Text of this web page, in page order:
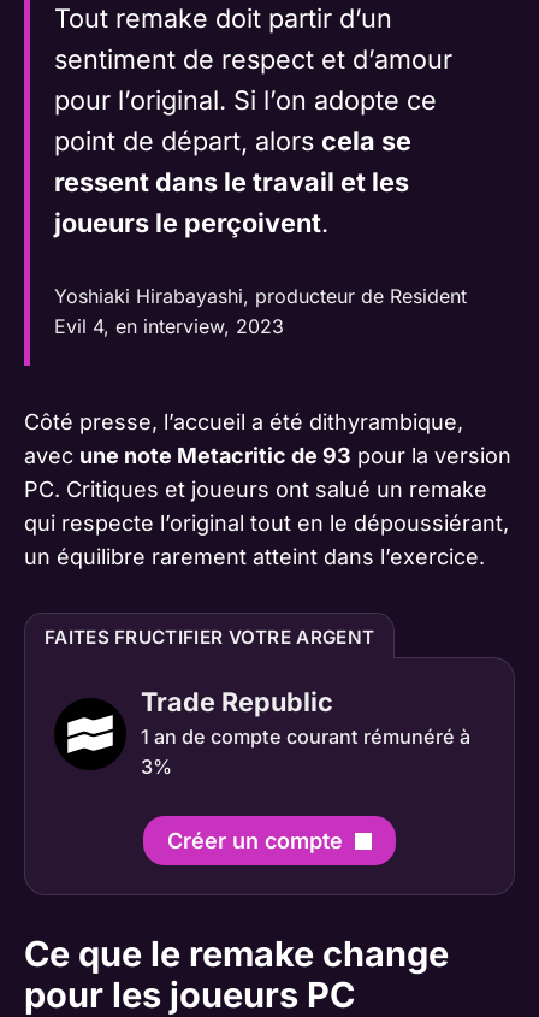
Tout remake doit partir d’un
sentiment de respect et d’amour
pour l’original. Si l’on adopte ce
point de départ, alors cela se
ressent dans le travail et les
joueurs le perçoivent.
Yoshiaki Hirabayashi, producteur de Resident
Evil 4, en interview, 2023
Côté presse, l’accueil a été dithyrambique,
avec une note Metacritic de 93 pour la version
PC. Critiques et joueurs ont salué un remake
qui respecte l’original tout en le dépoussiérant,
un équilibre rarement atteint dans l’exercice.
FAITES FRUCTIFIER VOTRE ARGENT
Trade Republic
1 an de compte courant rémunéré à
3%
Créer un compte
Ce que le remake change
pour les joueurs PC